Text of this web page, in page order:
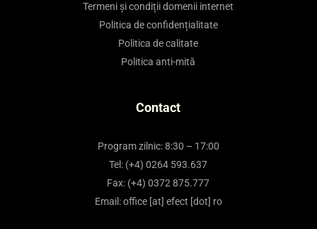
Termeni și condiții domenii internet
Politica de confidențialitate
Politica de calitate
Politica anti-mită
Contact
Program zilnic: 8:30 – 17:00
Tel: (+4) 0264 593.637
Fax: (+4) 0372 875.777
Email: office [at] efect [dot] ro